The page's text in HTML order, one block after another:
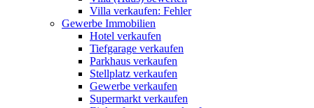
Villa verkaufen: Fehler
Gewerbe Immobilien
Hotel verkaufen
Tiefgarage verkaufen
Parkhaus verkaufen
Stellplatz verkaufen
Gewerbe verkaufen
Supermarkt verkaufen